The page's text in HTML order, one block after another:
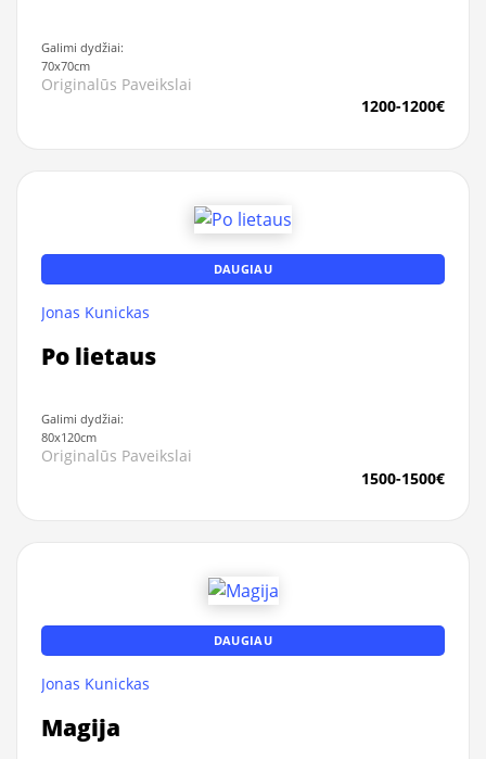
Galimi dydžiai:
70x70cm
Originalūs Paveikslai
1200-1200€
DAUGIAU
Jonas Kunickas
Po lietaus
Galimi dydžiai:
80x120cm
Originalūs Paveikslai
1500-1500€
DAUGIAU
Jonas Kunickas
Magija